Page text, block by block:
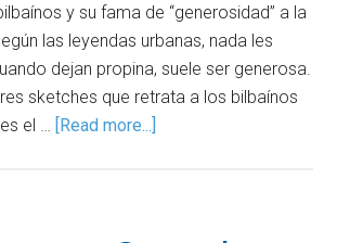
y su fama de “generosidad” a la
las leyendas urbanas, nada les
dejan propina, suele ser generosa.
sketches que retrata a los bilbaínos
el … [Read more...]